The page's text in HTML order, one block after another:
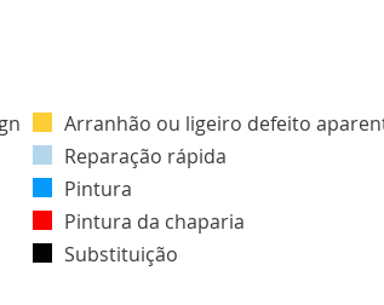
Arranhão ou ligeiro defeito
Reparação rápida
Pintura
Pintura da chaparia
Substituição